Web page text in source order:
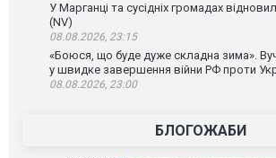
У Марганці та сусідніх громадах
(NV)
08.08.2026, 23:15
«Боюся, що буде дуже складна зима».
у швидке завершення війни РФ проти
08.08.2026, 23:00
БЛОГОЖАБИ